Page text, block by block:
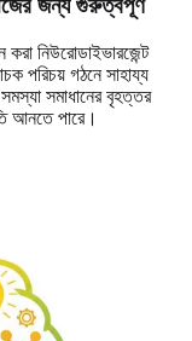
জন্য গুরুত্বপূর্ণ
নিউরোডাইভারজেন্ট
পরিচয় গঠনে সাহায্য
সমাধানের বৃহত্তর
আনতে পারে।